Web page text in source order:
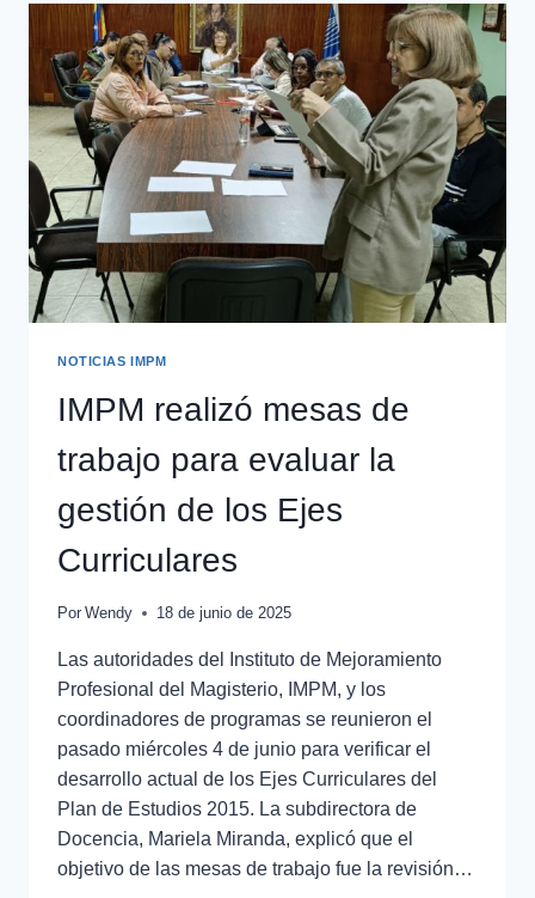
NOTICIAS IMPM
IMPM realizó mesas de
trabajo para evaluar la
gestión de los Ejes
Curriculares
Por Wendy 18 de junio de 2025
Las autoridades del Instituto de Mejoramiento
Profesional del Magisterio, IMPM, y los
coordinadores de programas se reunieron el
pasado miércoles 4 de junio para verificar el
desarrollo actual de los Ejes Curriculares del
Plan de Estudios 2015. La subdirectora de
Docencia, Mariela Miranda, explicó que el
objetivo de las mesas de trabajo fue la revisión…